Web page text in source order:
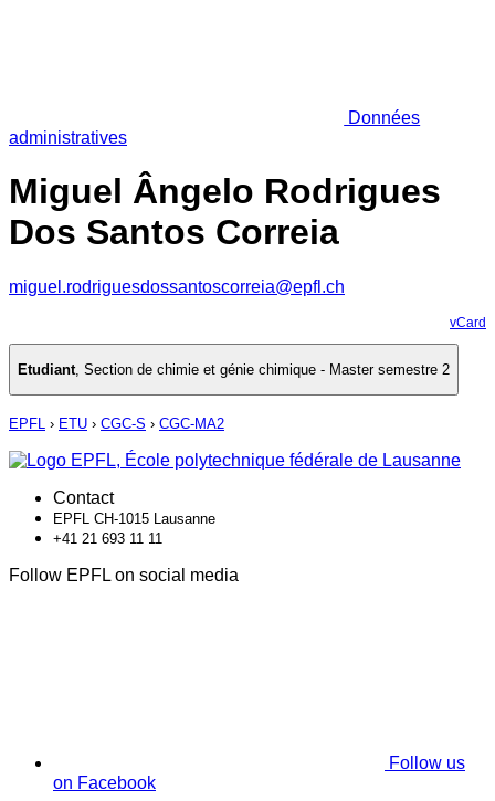
Données
administratives
Miguel Ângelo Rodrigues
Dos Santos Correia
miguel.rodriguesdossantoscorreia@epfl.ch
vCard
Etudiant, Section de chimie et génie chimique - Master semestre 2
EPFL › ETU › CGC-S › CGC-MA2
Contact
EPFL CH-1015 Lausanne
+41 21 693 11 11
Follow EPFL on social media
Follow us
on Facebook